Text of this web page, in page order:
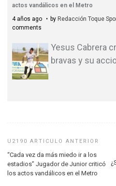
actos vandálicos en el Metro
4 años ago
by Redacción Toque
comments
Yesus Cabrera
bravas y su
“Cada vez da más miedo ir a los
estadios” Jugador de Junior criticó
los actos vandálicos en el Metro